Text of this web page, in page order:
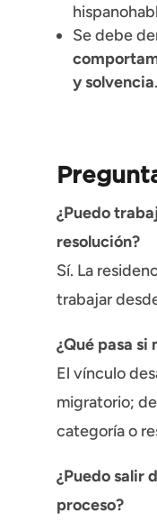
Se debe
y solvencia.
¿Puedo
resolución?
Sí. La
trabajar
¿Qué pasa si
El vínculo
migratorio;
categoría o
¿Puedo salir
proceso?